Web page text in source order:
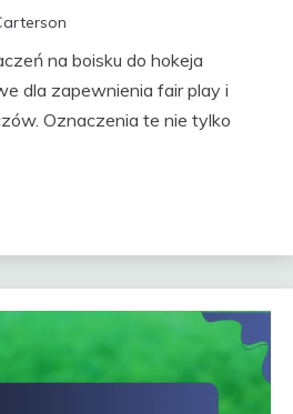
na boisku do hokeja
dla zapewnienia fair play i
Oznaczenia te nie tylko